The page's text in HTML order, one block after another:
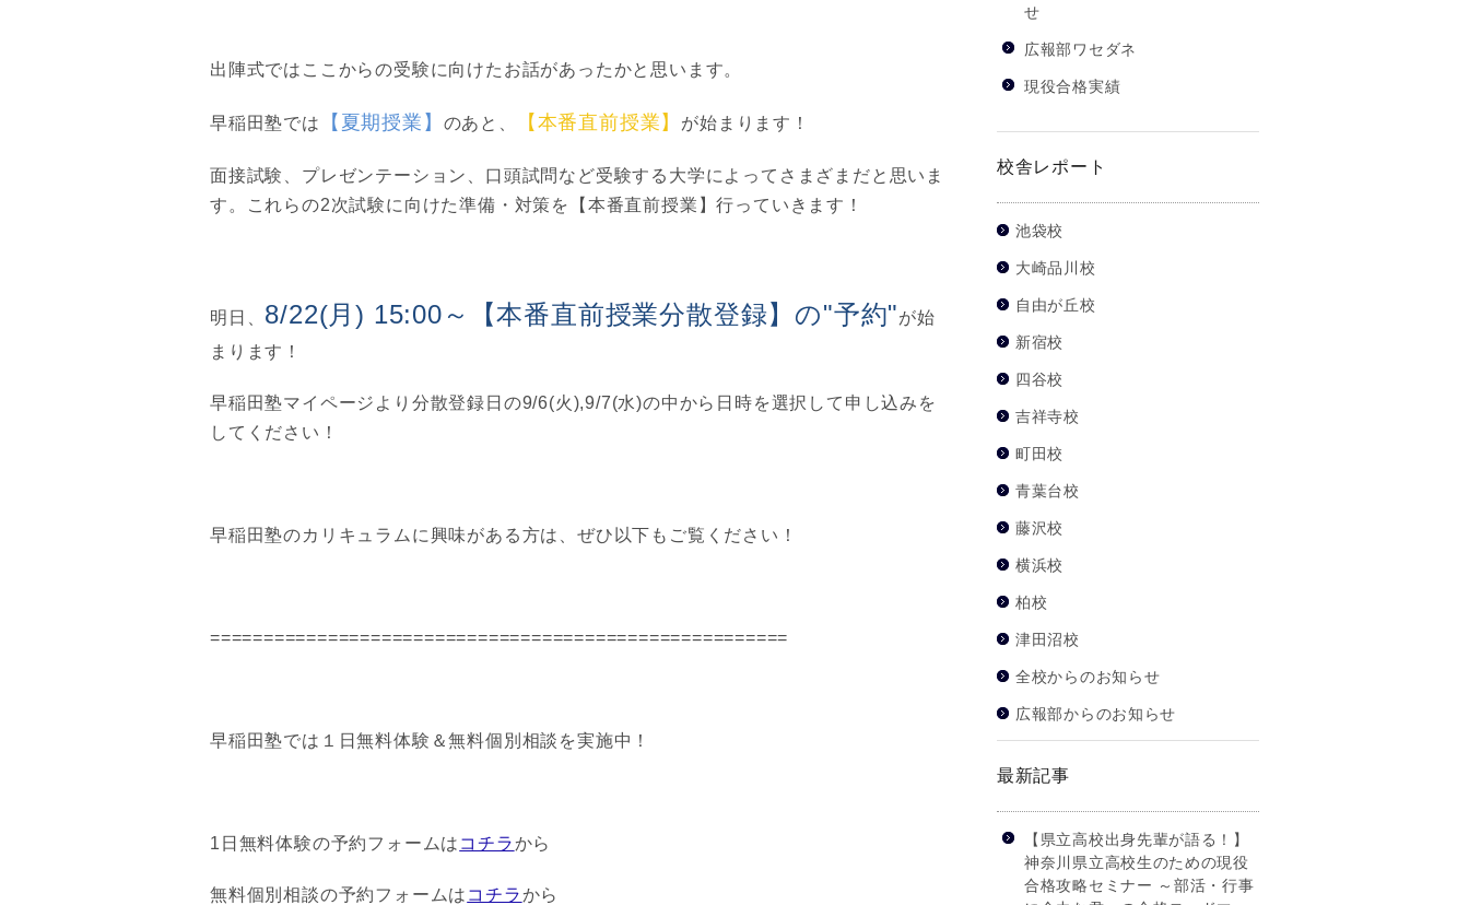
出陣式ではここからの受験に向けたお話があったかと思います。
早稲田塾では 【夏期授業】 のあと、 【本番直前授業】 が始まります！
面接試験、プレゼンテーション、口頭試問など受験する大学によってさまざまだと思いま
す。これらの2次試験に向けた準備・対策を【本番直前授業】行っていきます！
明日、 8/22(月) 15:00～【本番直前授業分散登録】の"予約"が始
まります！
早稲田塾マイページより分散登録日の9/6(火),9/7(水)の中から日時を選択して申し込みを
してください！
早稲田塾のカリキュラムに興味がある方は、ぜひ以下もご覧ください！
======================================================
早稲田塾では１日無料体験＆無料個別相談を実施中！
1日無料体験の予約フォームは コチラから
無料個別相談の予約フォームは コチラから
せ
広報部ワセダネ
現役合格実績
校舎レポート
池袋校
大崎品川校
自由が丘校
新宿校
四谷校
吉祥寺校
町田校
青葉台校
藤沢校
横浜校
柏校
津田沼校
全校からのお知らせ
広報部からのお知らせ
最新記事
【県立高校出身先輩が語る！】
神奈川県立高校生のための現役
合格攻略セミナー ～部活・行事